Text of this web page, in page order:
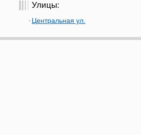
Улицы:
Центральная ул.